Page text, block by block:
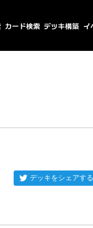
デッキをシェアする